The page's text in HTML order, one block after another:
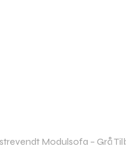
Modulsofa – Grå